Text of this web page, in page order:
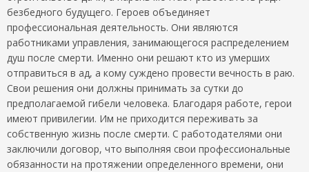
безбедного будущего. Героев объединяет
профессиональная деятельность. Они являются
работниками управления, занимающегося распределением
душ после смерти. Именно они решают кто из умерших
отправиться в ад, а кому суждено провести вечность в раю.
Свои решения они должны принимать за сутки до
предполагаемой гибели человека. Благодаря работе, герои
имеют привилегии. Им не приходится переживать за
собственную жизнь после смерти. С работодателями они
заключили договор, что выполняя свои профессиональные
обязанности на протяжении определенного времени, они